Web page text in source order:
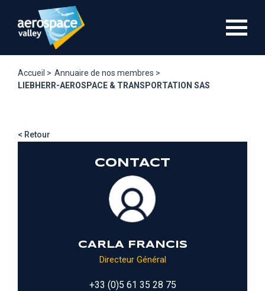
contenu
Accueil > Annuaire de nos membres >
LIEBHERR-AEROSPACE & TRANSPORTATION SAS
< Retour
CONTACT
CARLA FRANCIS
Directeur Général
+33 (0)5 61 35 28 75